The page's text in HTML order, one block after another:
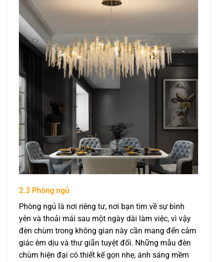
2.3 Phòng ngủ
Phòng ngủ là nơi riêng tư, nơi bạn tìm về sự bình
yên và thoải mái sau một ngày dài làm việc, vì vậy
đèn chùm trong không gian này cần mang đến cảm
giác êm dịu và thư giãn tuyệt đối. Những mẫu đèn
chùm hiện đại có thiết kế gọn nhẹ, ánh sáng mềm